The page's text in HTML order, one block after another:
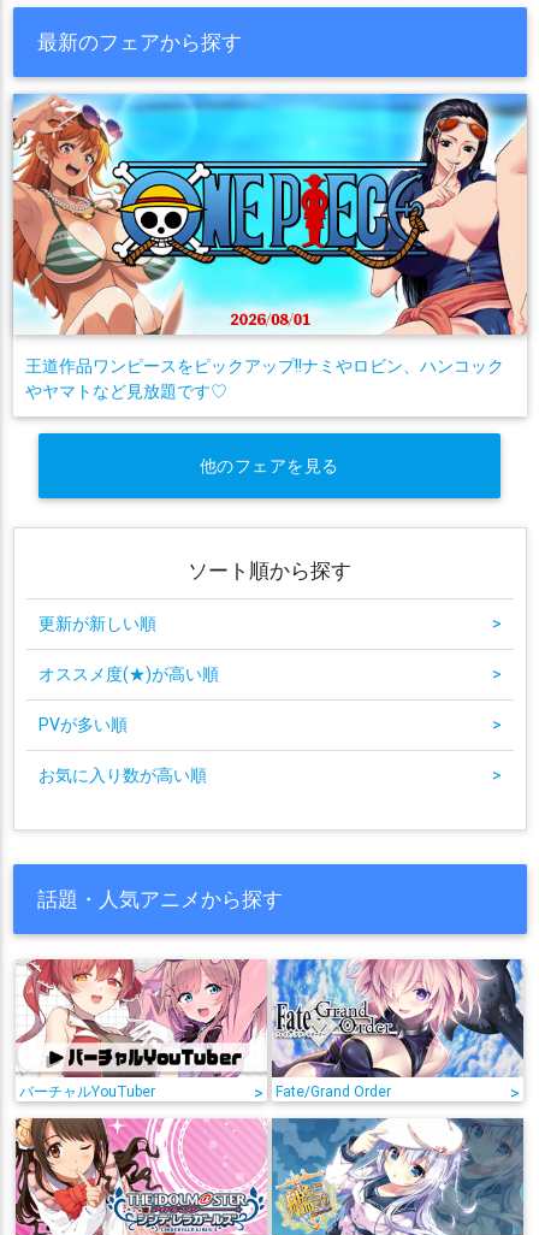
最新のフェアから探す
王道作品ワンピースをピックアップ!!ナミやロビン、ハンコック
やヤマトなど見放題です♡
他のフェアを見る
ソート順から探す
更新が新しい順 >
オススメ度(★)が高い順 >
PVが多い順 >
お気に入り数が高い順 >
話題・人気アニメから探す
バーチャルYouTuber > Fate/Grand Order >